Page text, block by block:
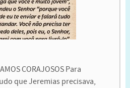
CORAJOSOS Para
que Jeremias precisava,